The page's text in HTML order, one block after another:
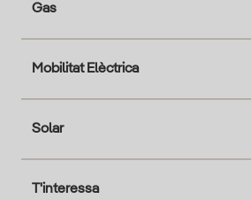
Gas
Mobilitat Elèctrica
Solar
T'interessa